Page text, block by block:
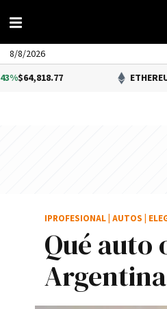
8/8/2026
ETHEREUM
0.73%
Qué auto
IPROFESIONAL AUTOS